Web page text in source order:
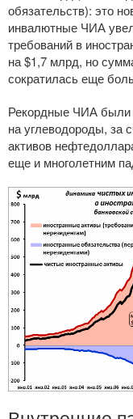
обязательств): это
инвалютные ЧИА
требований в
на $1,7 млрд, но
сократилась еще
Рекордные ЧИА были
на углеводороды, за
активов
еще и многолетним